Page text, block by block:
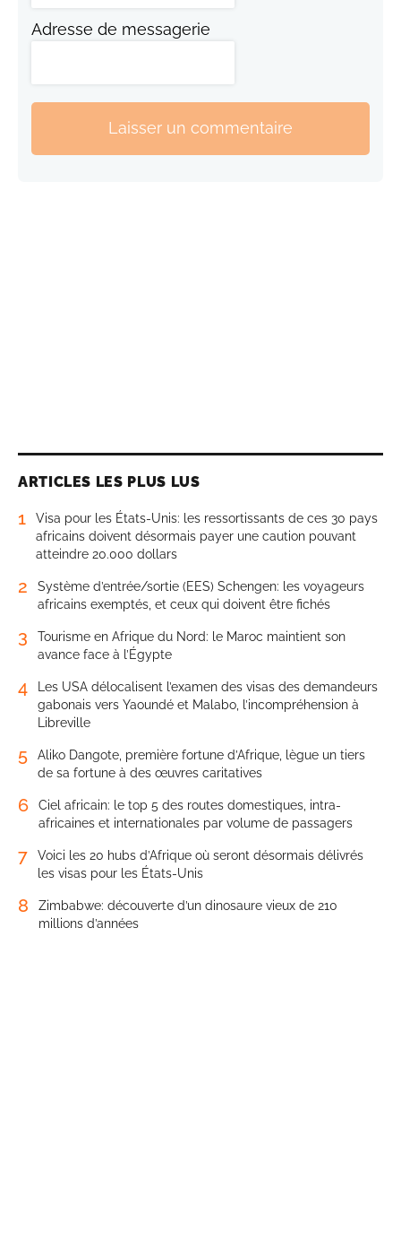
Adresse de messagerie
Laisser un commentaire
ARTICLES LES PLUS LUS
1
Visa pour les États-Unis: les ressortissants de ces 30 pays
africains doivent désormais payer une caution pouvant
atteindre 20.000 dollars
2
Système d’entrée/sortie (EES) Schengen: les voyageurs
africains exemptés, et ceux qui doivent être fichés
3
Tourisme en Afrique du Nord: le Maroc maintient son
avance face à l’Égypte
4
Les USA délocalisent l’examen des visas des demandeurs
gabonais vers Yaoundé et Malabo, l’incompréhension à
Libreville
5
Aliko Dangote, première fortune d’Afrique, lègue un tiers
de sa fortune à des œuvres caritatives
6
Ciel africain: le top 5 des routes domestiques, intra-
africaines et internationales par volume de passagers
7
Voici les 20 hubs d’Afrique où seront désormais délivrés
les visas pour les États-Unis
8
Zimbabwe: découverte d’un dinosaure vieux de 210
millions d’années